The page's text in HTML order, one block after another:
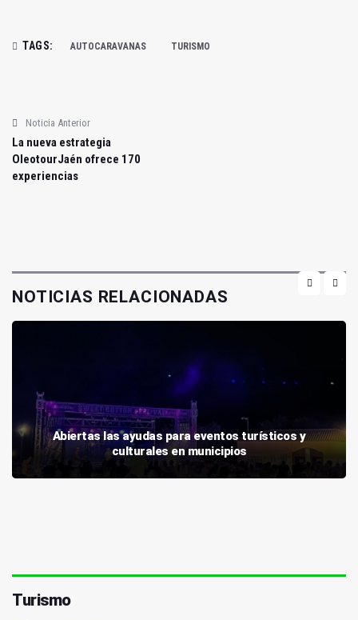
TAGS: AUTOCARAVANAS TURISMO
Noticia Anterior
La nueva estrategia
OleotourJaén ofrece 170
experiencias
NOTICIAS RELACIONADAS
Abiertas las ayudas para eventos turísticos y
culturales en municipios
Turismo